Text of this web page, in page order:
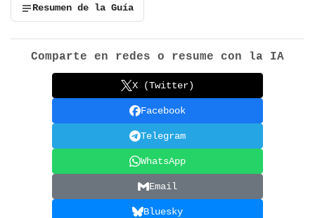
Resumen de la Guía
Comparte en redes o resume con la IA
X (Twitter)
Facebook
Telegram
WhatsApp
Email
Bluesky